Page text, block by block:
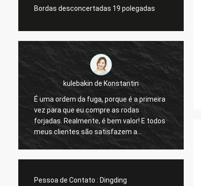
Bordas desconcertadas 19 polegadas
kulebakin de Konstantin
É uma ordem da fuga, porque é a primeira
vez para que eu compre as rodas
forjadas. Realmente, é bem valor! E todos
meus clientes são satisfazem a
qualidade. Eu estou aplanando uma
Pessoa de Contato : Dingding